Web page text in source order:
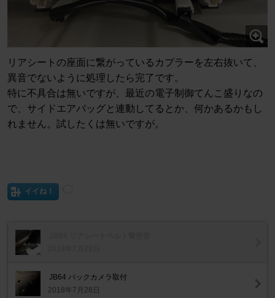
リアシートの座面に繋がっているカプラーを左右抜いて、
異音でないように処理したら完了です。
特に不具合は無いですが、最近の電子制御てんこ盛りなの
で、サイドエアバッグと連動してるとか、何かあるかもし
れません。試したくは無いですが。
イイね！
JB64 バックカメラ取付
2018年7月28日